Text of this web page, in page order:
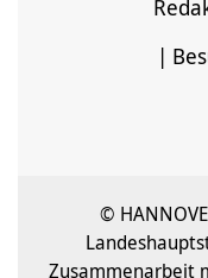
|
©
Zusammenarbeit